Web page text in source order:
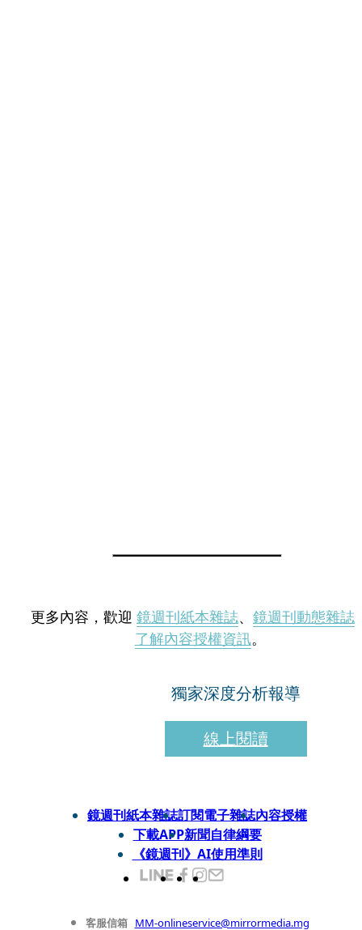
更多內容，歡迎 鏡週刊紙本雜誌、 鏡週刊動態雜誌
了解內容授權資訊。
獨家深度分析報導
線上閱讀
鏡週刊紙本雜誌訂閱電子雜誌內容授權
下載APP新聞自律綱要
《鏡週刊》AI使用準則
客服信箱 MM-onlineservice@mirrormedia.mg